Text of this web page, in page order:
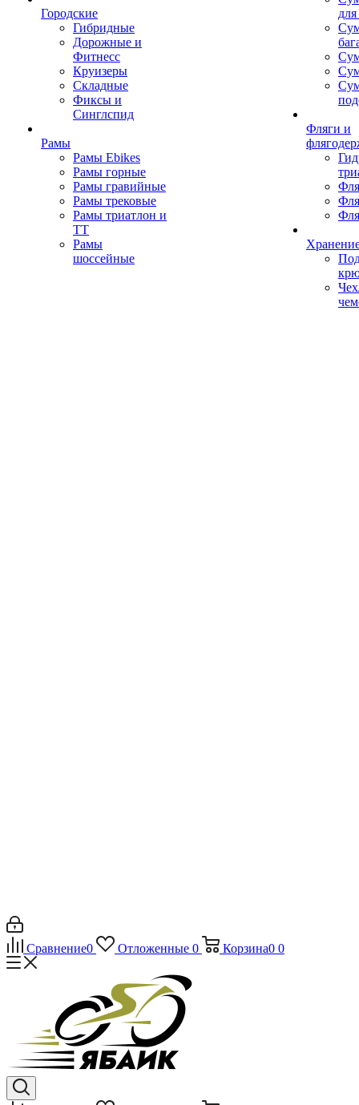
Городские
Гибридные
Дорожные и
Фитнесс
Круизеры
Складные
Фиксы и
Синглспид
Рамы
Рамы Ebikes
Рамы горные
Рамы гравийные
Рамы трековые
Рамы триатлон и
ТТ
Рамы
шоссейные
Фляги и
Сравнение0 Отложенные 0 Корзина0 0